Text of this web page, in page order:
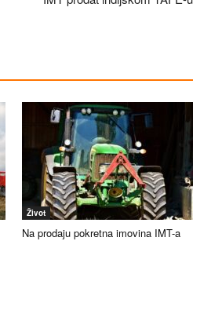
Život
Na prodaju pokretna imovina IMT-a